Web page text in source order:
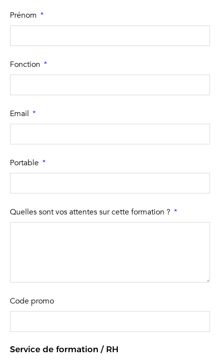
Prénom
Fonction
Email
Portable
Quelles sont vos attentes sur cette formation ?
Code promo
Service de formation / RH